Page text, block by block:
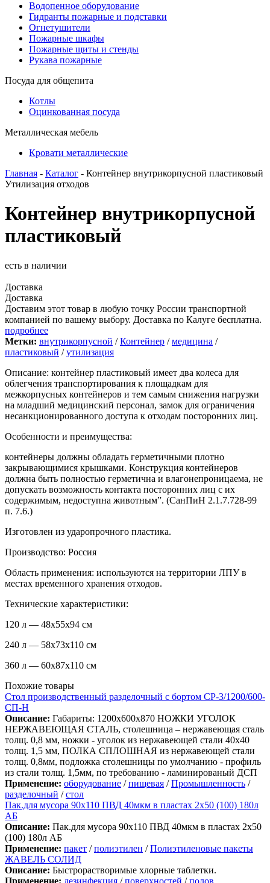
Водопенное оборудование
Гидранты пожарные и подставки
Огнетушители
Пожарные шкафы
Пожарные щиты и стенды
Рукава пожарные
Посуда для общепита
Котлы
Оцинкованная посуда
Металлическая мебель
Кровати металлические
Главная - Каталог - Контейнер внутрикорпусной пластиковый
Утилизация отходов
Контейнер внутрикорпусной
пластиковый
есть в наличии
Доставка
Доставка
Доставим этот товар в любую точку России транспортной
компанией по вашему выбору. Доставка по Калуге бесплатна.
подробнее
Метки: внутрикорпусной /Контейнер /медицина /
пластиковый /утилизация
Описание: контейнер пластиковый имеет два колеса для
облегчения транспортирования к площадкам для
межкорпусных контейнеров и тем самым снижения нагрузки
на младший медицинский персонал, замок для ограничения
несанкционированного доступа к отходам посторонних лиц.
Особенности и преимущества:
контейнеры должны обладать герметичными плотно
закрывающимися крышками. Конструкция контейнеров
должна быть полностью герметична и влагонепроницаема, не
допускать возможность контакта посторонних лиц с их
содержимым, недоступна животным”. (СанПиН 2.1.7.728-99
п. 7.6.)
Изготовлен из ударопрочного пластика.
Производство: Россия
Область применения: используются на территории ЛПУ в
местах временного хранения отходов.
Технические характеристики:
120 л — 48x55x94 см
240 л — 58x73x110 см
360 л — 60x87x110 см
Похожие товары
Стол производственный разделочный с бортом СР-3/1200/600-
СП-Н
Описание: Габариты: 1200х600х870 НОЖКИ УГОЛОК
НЕРЖАВЕЮЩАЯ СТАЛЬ, столешница – нержавеющая сталь
толщ. 0,8 мм, ножки - уголок из нержавеющей стали 40х40
толщ. 1,5 мм, ПОЛКА СПЛОШНАЯ из нержавеющей стали
толщ. 0,8мм, подложка столешницы по умолчанию - профиль
из стали толщ. 1,5мм, по требованию - ламинированый ДСП
Применение: оборудование /пищевая /Промышленность /
разделочный /стол
Пак.для мусора 90х110 ПВД 40мкм в пластах 2х50 (100) 180л
АБ
Описание: Пак.для мусора 90х110 ПВД 40мкм в пластах 2х50
(100) 180л АБ
Применение: пакет /полиэтилен /Полиэтиленовые пакеты
ЖАВЕЛЬ СОЛИД
Описание: Быстрорастворимые хлорные таблетки.
Применение: дезинфекция /поверхностей /полов